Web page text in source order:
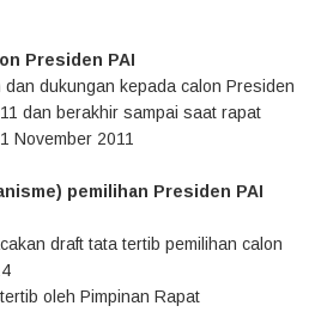
Presiden PAI
dukungan kepada calon Presiden
dan berakhir sampai saat rapat
November 2011
pemilihan Presiden PAI
draft tata tertib pemilihan calon
oleh Pimpinan Rapat